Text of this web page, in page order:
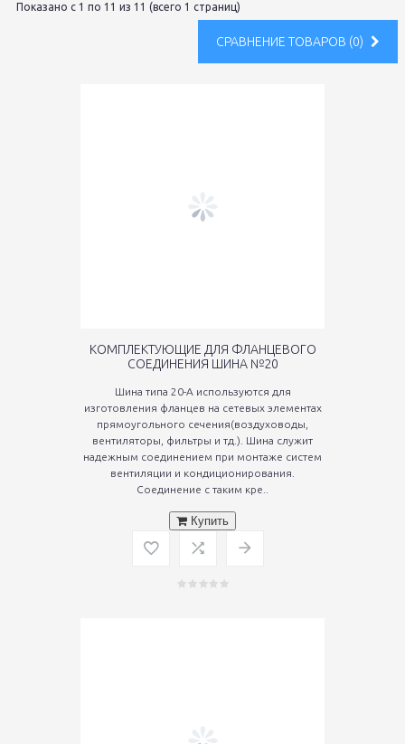
Показано с 1 по 11 из 11 (всего 1 страниц)
СРАВНЕНИЕ ТОВАРОВ (0)
КОМПЛЕКТУЮЩИЕ ДЛЯ ФЛАНЦЕВОГО
СОЕДИНЕНИЯ ШИНА №20
Шина типа 20-А используются для
изготовления фланцев на сетевых элементах
прямоугольного сечения(воздуховоды,
вентиляторы, фильтры и тд.). Шина служит
надежным соединением при монтаже систем
вентиляции и кондиционирования.
Соединение с таким кре..
Купить